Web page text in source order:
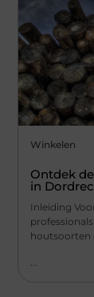
Winkelen
Ontdek
in
Inleiding
houtsoorten